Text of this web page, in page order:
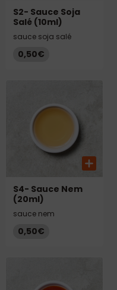
S2- Sauce Soja
Salé (10ml)
sauce soja salé
0,50€
S4- Sauce Nem
(20ml)
sauce nem
0,50€